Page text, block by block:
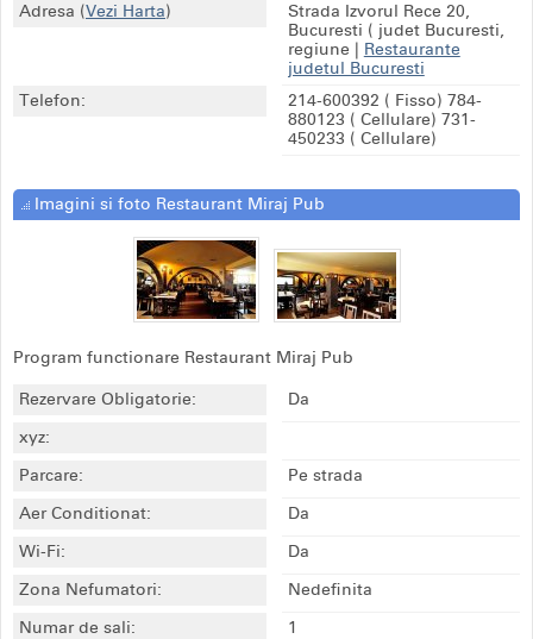
Adresa (Vezi Harta)
Strada Izvorul Rece 20,
Bucuresti ( judet Bucuresti,
regiune | Restaurante
judetul Bucuresti
Telefon:
214-600392 ( Fisso) 784-
880123 ( Cellulare) 731-
450233 ( Cellulare)
Imagini si foto Restaurant Miraj Pub
Program functionare Restaurant Miraj Pub
Rezervare Obligatorie:
Da
xyz:
Parcare:
Pe strada
Aer Conditionat:
Da
Wi-Fi:
Da
Zona Nefumatori:
Nedefinita
Numar de sali:
1